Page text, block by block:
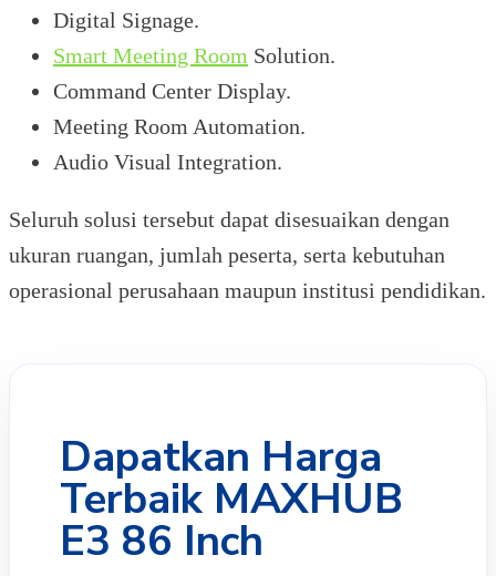
Digital Signage.
Smart Meeting Room Solution.
Command Center Display.
Meeting Room Automation.
Audio Visual Integration.
Seluruh solusi tersebut dapat disesuaikan dengan
ukuran ruangan, jumlah peserta, serta kebutuhan
operasional perusahaan maupun institusi pendidikan.
Dapatkan Harga
Terbaik MAXHUB
E3 86 Inch